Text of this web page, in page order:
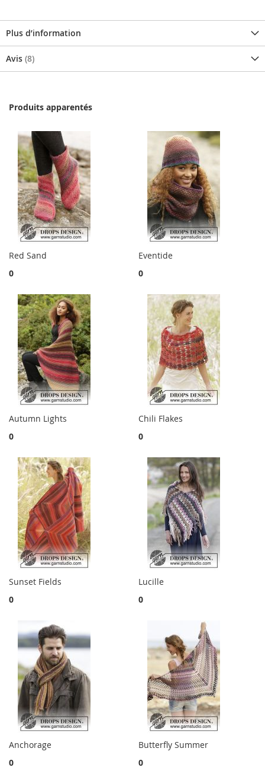
Plus d’information
Avis 8
Produits apparentés
Red Sand
0
Eventide
0
Autumn Lights
0
Chili Flakes
0
Sunset Fields
0
Lucille
0
Anchorage
0
Butterfly Summer
0